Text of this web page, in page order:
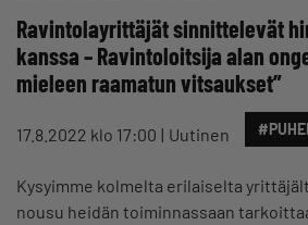
Ravintolayrittäjät sinnittelevät
kanssa – Ravintoloitsija alan
mieleen raamatun vitsaukset”
17.8.2022 klo 17:00 Uutinen
Kysyimme kolmelta erilaiselta
nousu heidän toiminnassaan